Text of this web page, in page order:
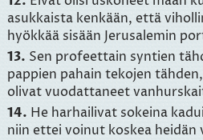
asukkaista kenkään, että
hyökkää sisään Jerusalemin
13. Sen profeettain syntien
pappien pahain tekojen
olivat vuodattaneet
14. He harhailivat sokeina
niin ettei voinut koskea heidän